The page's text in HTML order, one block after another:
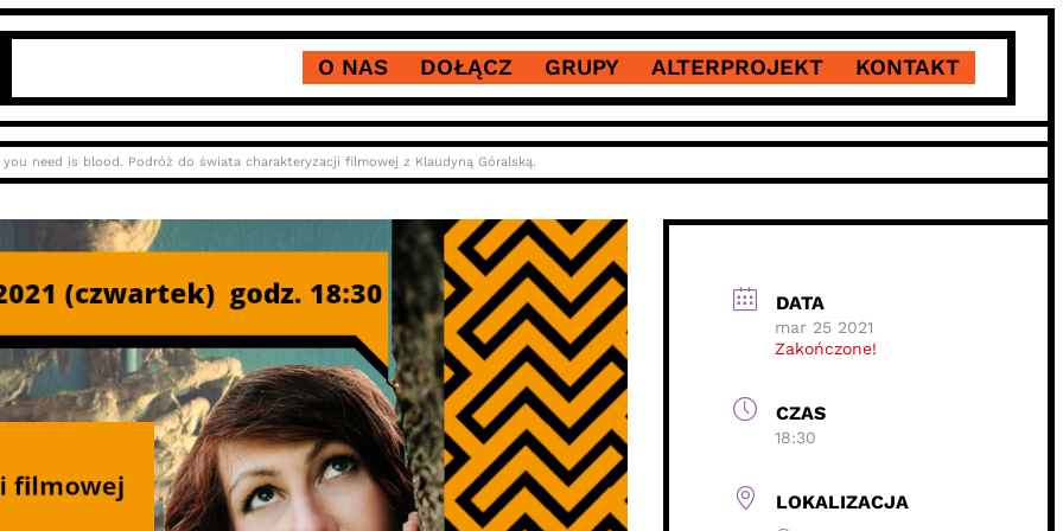
O NAS DOŁĄCZ GRUPY ALTERPROJEKT KONTAKT
you need is blood. Podróż do świata charakteryzacji filmowej z Klaudyną Góralską.
DATA
mar 25 2021
Zakończone!
CZAS
18:30
LOKALIZACJA